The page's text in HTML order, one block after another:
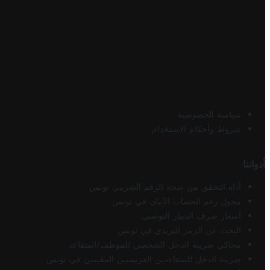
سياسة الخصوصية
شروط وأحكام الاستخدام
أدواتنا
أداة التحقق من صحة الرقم الضريبي تونس
محول رقم الحساب الآيبان في تونس
أسعار صرف الدينار التونسي
البحث عن الرمز البريدي في تونس
محاكي ضريبة الدخل الشخصي للموظف/المتقاعد
ضريبة الدخل للمتقاعدين الفرنسيين المقيمين في تونس